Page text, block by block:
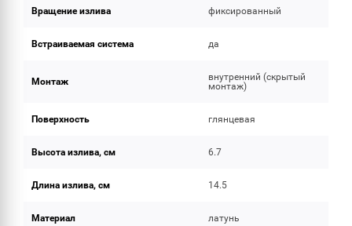
Вращение излива фиксированный
Встраиваемая система да
Монтаж
внутренний (скрытый
монтаж)
Поверхность глянцевая
Высота излива, см 6.7
Длина излива, см 14.5
Материал латунь